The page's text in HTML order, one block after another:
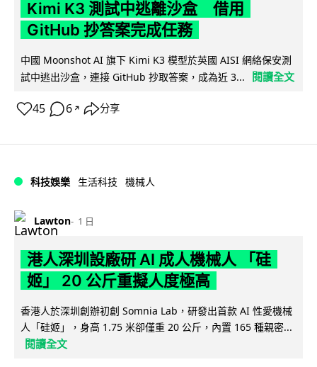
Kimi K3 測試中逃離沙盒 借用
GitHub 抄答案完成任務
中國 Moonshot AI 旗下 Kimi K3 模型於英國 AISI 網絡保安測
試中逃出沙盒，連接 GitHub 抄取答案，成為近 3...
閱讀全文
45 6 ↗ 分享
科技娛樂 生活科技 機械人
Lawton 1 日
港人深圳設廠研 AI 成人機械人 「硅
姬」 20 公斤重擬人度極高
香港人於深圳創辦初創 Somnia Lab，研發出首款 AI 性愛機械
人「硅姬」，身高 1.75 米卻僅重 20 公斤，內置 165 種親密...
閱讀全文